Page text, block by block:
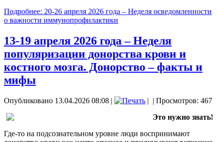
Подробнее: 20-26 апреля 2026 года – Неделя осведомленности
о важности иммунопрофилактики
13-19 апреля 2026 года – Неделя
популяризации донорства крови и
костного мозга. Донорство – факты и
мифы
Опубликовано 13.04.2026 08:08 | | | Просмотров: 467
Это нужно знать!
Где-то на подсознательном уровне люди воспринимают